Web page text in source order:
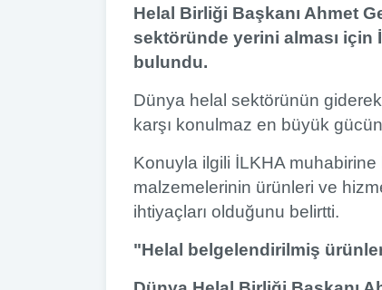
Helal Birliği Başkanı Ahmet
sektöründe yerini alması için
bulundu.
Dünya helal sektörünün
karşı konulmaz en büyük
Konuyla ilgili İLKHA
malzemelerinin ürünleri ve
ihtiyaçları olduğunu belirtti.
"Helal belgelendirilmiş